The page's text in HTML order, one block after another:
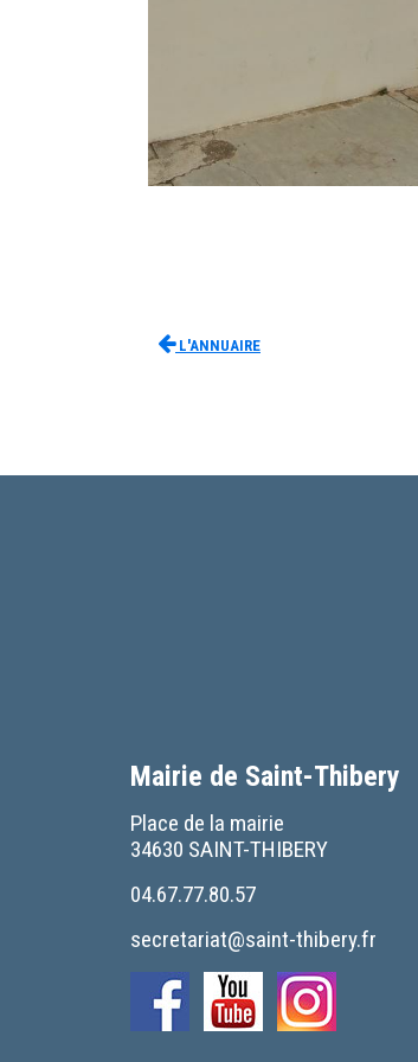
L'Annuaire
Mairie de Saint-Thibery
Place de la mairie
34630 SAINT-THIBERY
04.67.77.80.57
secretariat@saint-thibery.fr